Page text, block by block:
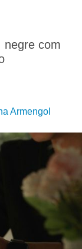
negre com
Armengol